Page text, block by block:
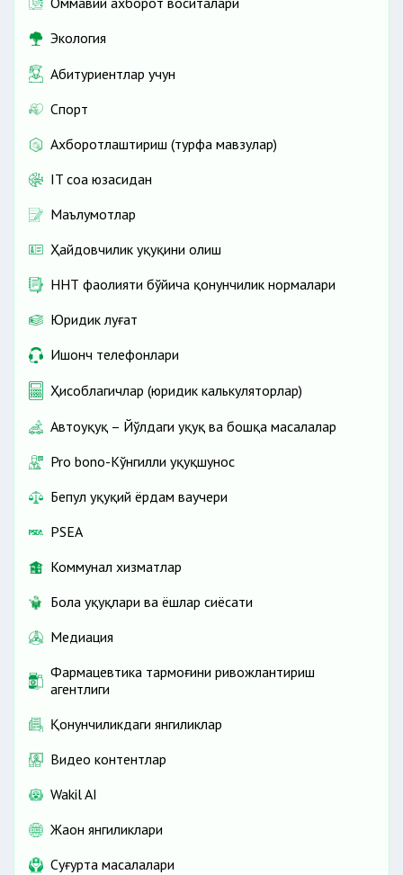
Экология
Абитуриентлар учун
Спорт
Ахборотлаштириш (турфа мавзулар)
IT соҳа юзасидан
Маълумотлар
Ҳайдовчилик ҳуқуқини олиш
ННТ фаолияти бўйича қонунчилик нормалари
Юридик луғат
Ишонч телефонлари
Ҳисоблагичлар (юридик калькуляторлар)
Автоҳуқуқ – Йўлдаги ҳуқуқ ва бошқа масалалар
Pro bono-Кўнгилли ҳуқуқшунос
Бепул ҳуқуқий ёрдам ваучери
PSEA
Коммунал хизматлар
Бола ҳуқуқлари ва ёшлар сиёсати
Медиация
Фармацевтика тармоғини ривожлантириш
агентлиги
Қонунчиликдаги янгиликлар
Видео контентлар
Wakil AI
Жаҳон янгиликлари
Cуғурта масалалари